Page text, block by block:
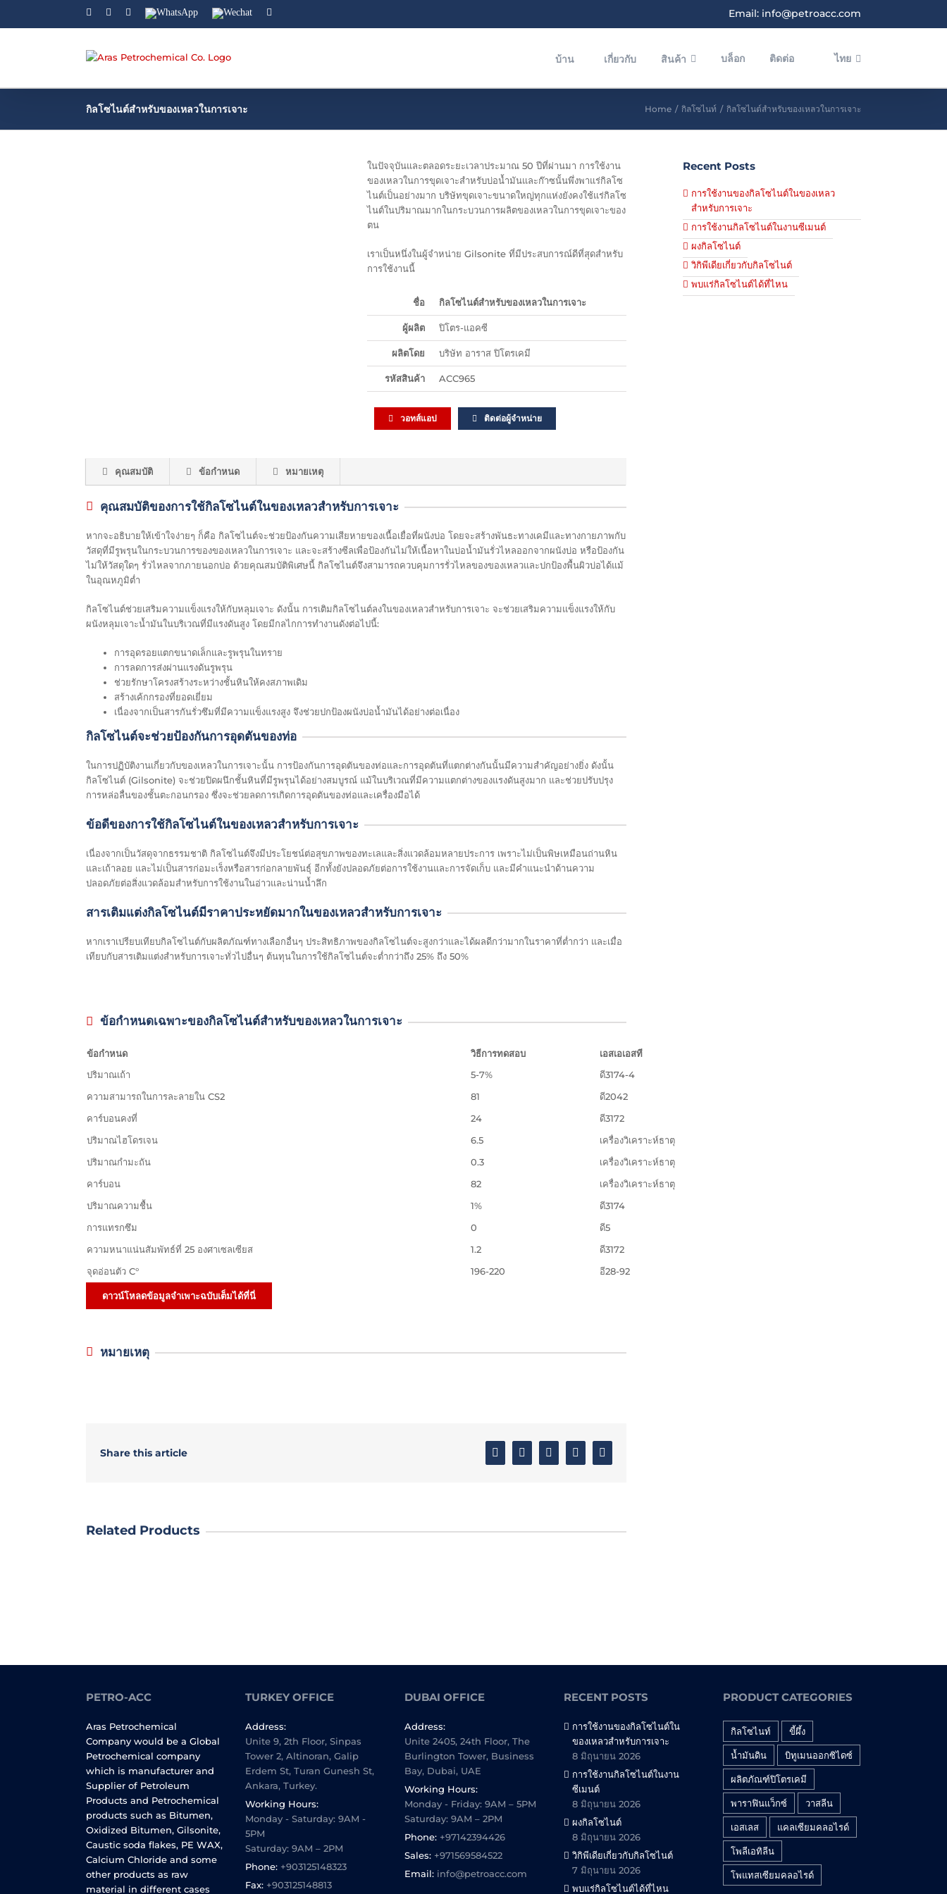
FacebookLinkedinInstagram
WhatsApp Wechat Email: info@petroacc.com
บ้าน เกี่ยวกับ สินค้า บล็อก ติดต่อ ไทย
กิลโซไนต์สำหรับของเหลวในการเจาะ Home / กิลโซไนท์ / กิลโซไนต์สำหรับของเหลวในการเจาะ
ในปัจจุบันและตลอดระยะเวลาประมาณ 50 ปีที่ผ่านมา การใช้งาน
ของเหลวในการขุดเจาะสำหรับบ่อน้ำมันและก๊าซนั้นพึ่งพาแร่กิลโซ
ไนต์เป็นอย่างมาก บริษัทขุดเจาะขนาดใหญ่ทุกแห่งยังคงใช้แร่กิลโซ
ไนต์ในปริมาณมากในกระบวนการผลิตของเหลวในการขุดเจาะของ
ตน
เราเป็นหนึ่งในผู้จำหน่าย Gilsonite ที่มีประสบการณ์ดีที่สุดสำหรับ
การใช้งานนี้
ชื่อ กิลโซไนต์สำหรับของเหลวในการเจาะ
ผู้ผลิต ปิโตร-แอคซี
ผลิตโดย บริษัท อาราส ปิโตรเคมี
รหัสสินค้า ACC965
วอทส์แอป ติดต่อผู้จำหน่าย
คุณสมบัติ ข้อกำหนด หมายเหตุ
คุณสมบัติของการใช้กิลโซไนต์ในของเหลวสำหรับการเจาะ
หากจะอธิบายให้เข้าใจง่ายๆ ก็คือ กิลโซไนต์จะช่วยป้องกันความเสียหายของเนื้อเยื่อที่ผนังบ่อ โดยจะสร้างพันธะทางเคมีและทางกายภาพกับ
วัสดุที่มีรูพรุนในกระบวนการของของเหลวในการเจาะ และจะสร้างซีลเพื่อป้องกันไม่ให้เนื้อหาในบ่อน้ำมันรั่วไหลออกจากผนังบ่อ หรือป้องกัน
ไม่ให้วัสดุใดๆ รั่วไหลจากภายนอกบ่อ ด้วยคุณสมบัติพิเศษนี้ กิลโซไนต์จึงสามารถควบคุมการรั่วไหลของของเหลวและปกป้องพื้นผิวบ่อได้แม้
ในอุณหภูมิต่ำ
กิลโซไนต์ช่วยเสริมความแข็งแรงให้กับหลุมเจาะ ดังนั้น การเติมกิลโซไนต์ลงในของเหลวสำหรับการเจาะ จะช่วยเสริมความแข็งแรงให้กับ
ผนังหลุมเจาะน้ำมันในบริเวณที่มีแรงดันสูง โดยมีกลไกการทำงานดังต่อไปนี้:
การอุดรอยแตกขนาดเล็กและรูพรุนในทราย
การลดการส่งผ่านแรงดันรูพรุน
ช่วยรักษาโครงสร้างระหว่างชั้นหินให้คงสภาพเดิม
สร้างเค้กกรองที่ยอดเยี่ยม
เนื่องจากเป็นสารกันรั่วซึมที่มีความแข็งแรงสูง จึงช่วยปกป้องผนังบ่อน้ำมันได้อย่างต่อเนื่อง
กิลโซไนต์จะช่วยป้องกันการอุดตันของท่อ
ในการปฏิบัติงานเกี่ยวกับของเหลวในการเจาะนั้น การป้องกันการอุดตันของท่อและการอุดตันที่แตกต่างกันนั้นมีความสำคัญอย่างยิ่ง ดังนั้น
กิลโซไนต์ (Gilsonite) จะช่วยปิดผนึกชั้นหินที่มีรูพรุนได้อย่างสมบูรณ์ แม้ในบริเวณที่มีความแตกต่างของแรงดันสูงมาก และช่วยปรับปรุง
การหล่อลื่นของชั้นตะกอนกรอง ซึ่งจะช่วยลดการเกิดการอุดตันของท่อและเครื่องมือได้
ข้อดีของการใช้กิลโซไนต์ในของเหลวสำหรับการเจาะ
เนื่องจากเป็นวัสดุจากธรรมชาติ กิลโซไนต์จึงมีประโยชน์ต่อสุขภาพของทะเลและสิ่งแวดล้อมหลายประการ เพราะไม่เป็นพิษเหมือนถ่านหิน
และเถ้าลอย และไม่เป็นสารก่อมะเร็งหรือสารก่อกลายพันธุ์ อีกทั้งยังปลอดภัยต่อการใช้งานและการจัดเก็บ และมีคำแนะนำด้านความ
ปลอดภัยต่อสิ่งแวดล้อมสำหรับการใช้งานในอ่าวและน่านน้ำลึก
สารเติมแต่งกิลโซไนต์มีราคาประหยัดมากในของเหลวสำหรับการเจาะ
หากเราเปรียบเทียบกิลโซไนต์กับผลิตภัณฑ์ทางเลือกอื่นๆ ประสิทธิภาพของกิลโซไนต์จะสูงกว่าและได้ผลดีกว่ามากในราคาที่ต่ำกว่า และเมื่อ
เทียบกับสารเติมแต่งสำหรับการเจาะทั่วไปอื่นๆ ต้นทุนในการใช้กิลโซไนต์จะต่ำกว่าถึง 25% ถึง 50%
ข้อกำหนดเฉพาะของกิลโซไนต์สำหรับของเหลวในการเจาะ
ข้อกำหนด วิธีการทดสอบ
เอสเอเอสที
ปริมาณเถ้า
5-7%
ดี3174-4
ความสามารถในการละลายใน CS2
81
ดี2042
คาร์บอนคงที่
24
ดี3172
ปริมาณไฮโดรเจน
6.5
เครื่องวิเคราะห์ธาตุ
ปริมาณกำมะถัน
0.3
เครื่องวิเคราะห์ธาตุ
คาร์บอน
82
เครื่องวิเคราะห์ธาตุ
ปริมาณความชื้น
1%
ดี3174
การแทรกซึม
0
ดี5
ความหนาแน่นสัมพัทธ์ที่ 25 องศาเซลเซียส
1.2
ดี3172
จุดอ่อนตัว C°
196-220 อี28-92
ดาวน์โหลดข้อมูลจำเพาะฉบับเต็มได้ที่นี่
หมายเหตุ
Share this article FacebookTwitter LinkedinGoogle+
Related Products
Recent Posts
การใช้งานของกิลโซไนต์ในของเหลว
สำหรับการเจาะ
การใช้งานกิลโซไนต์ในงานซีเมนต์
ผงกิลโซไนต์
วิกิพีเดียเกี่ยวกับกิลโซไนต์
พบแร่กิลโซไนต์ได้ที่ไหน
PETRO-ACC
Aras Petrochemical
Company would be a Global
Petrochemical company
which is manufacturer and
Supplier of Petroleum
Products and Petrochemical
products such as Bitumen,
Oxidized Bitumen, Gilsonite,
Caustic soda flakes, PE WAX,
Calcium Chloride and some
other products as raw
material in different cases
TURKEY OFFICE
Address:
Unite 9, 2th Floor, Sinpas
Tower 2, Altinoran, Galip
Erdem St, Turan Gunesh St,
Ankara, Turkey.
Working Hours:
Monday - Saturday: 9AM -
5PM
Saturday: 9AM – 2PM
Phone: +903125148323
Fax: +903125148813
DUBAI OFFICE
Address:
Unite 2405, 24th Floor, The
Burlington Tower, Business
Bay, Dubai, UAE
Working Hours:
Monday - Friday: 9AM – 5PM
Saturday: 9AM – 2PM
Phone: +97142394426
Sales: +971569584522
Email: info@petroacc.com
RECENT POSTS
การใช้งานของกิลโซไนต์ใน
ของเหลวสำหรับการเจาะ
8 มิถุนายน 2026
การใช้งานกิลโซไนต์ในงาน
ซีเมนต์
8 มิถุนายน 2026
ผงกิลโซไนต์
8 มิถุนายน 2026
วิกิพีเดียเกี่ยวกับกิลโซไนต์
7 มิถุนายน 2026
พบแร่กิลโซไนต์ได้ที่ไหน
PRODUCT CATEGORIES
กิลโซไนท์ ขี้ผึ้ง
น้ำมันดิน บิทูเมนออกซิไดซ์
ผลิตภัณฑ์ปิโตรเคมี
พาราฟินแว็กซ์ วาสลีน
เอสเลส แคลเซียมคลอไรด์
โพลีเอทิลีน
โพแทสเซียมคลอไรด์